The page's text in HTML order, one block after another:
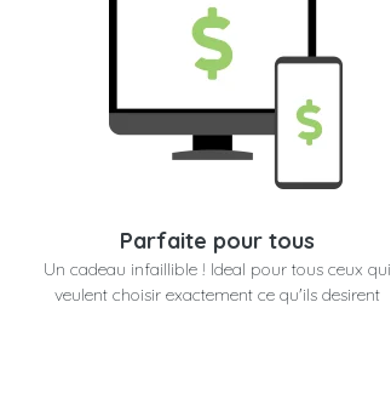
Parfaite pour tous
Un cadeau infaillible ! Ideal pour tous ceux qui
veulent choisir exactement ce qu'ils desirent